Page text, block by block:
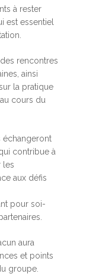
à rester
est essentiel
rencontres
ainsi
la pratique
cours du
échangeront
contribue à
les
aux défis
pour soi-
aura
et points
groupe.